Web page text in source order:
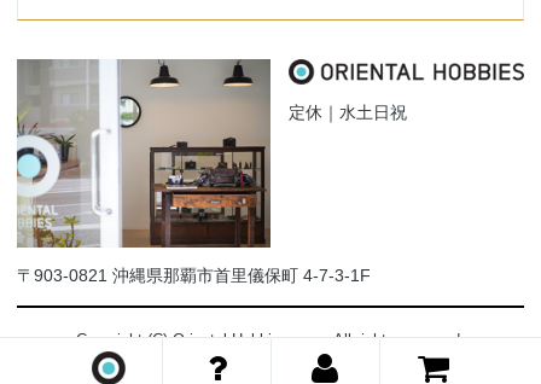
定休｜水土日祝
〒903-0821 沖縄県那覇市首里儀保町 4-7-3-1F
Copyright (C) Oriental-Hobbies.com. All rights reserved.